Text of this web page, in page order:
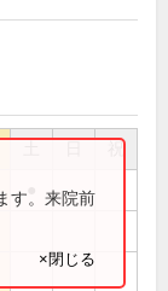
祝
す。来院前
×閉じる